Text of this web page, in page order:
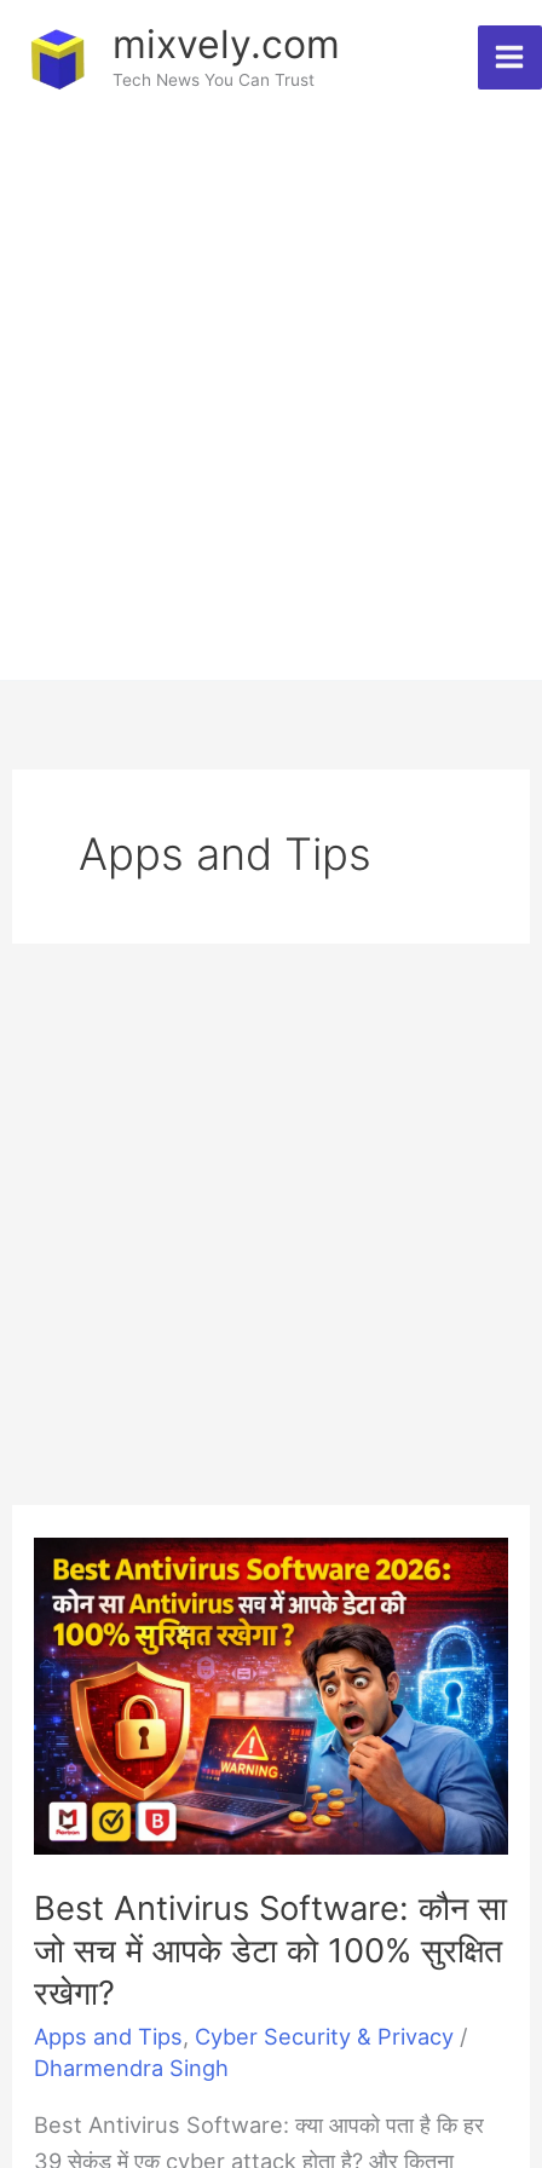
content
mixvely.com
Tech News You Can Trust
Apps and Tips
Best Antivirus Software: कौन सा
जो सच में आपके डेटा को 100% सुरक्षित
रखेगा?
Apps and Tips, Cyber Security & Privacy /
Dharmendra Singh
Best Antivirus Software: क्या आपको पता है कि हर
39 सेकंड में एक cyber attack होता है? और कितना